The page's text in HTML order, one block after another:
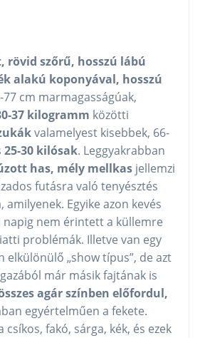
rövid szőrű, hosszú lábú
alakú koponyával, hosszú
77 cm marmagasságúak,
37 kilogramm közötti
valamelyest kisebbek, 66-
25-30 kilósak. Leggyakrabban
has, mély mellkas jellemzi
futásra való tenyésztés
Egyike azon kevés
napig nem érintett a küllemre
problémák. Illetve van egy
elkülönülő „show típus”, de azt
már másik fajtának is
agár színben előfordul,
egyértelműen a fekete.
csíkos, fakó, sárga, kék, és ezek